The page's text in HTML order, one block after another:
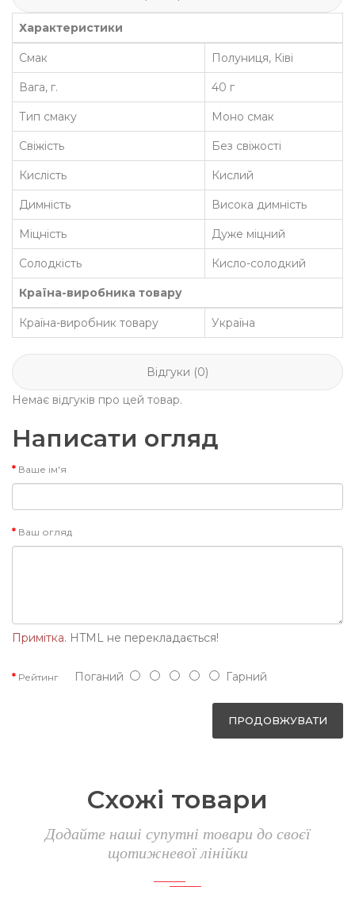
Характеристики
Смак Полуниця, Ківі
Вага, г. 40 г
Тип смаку Моно смак
Свіжість Без свіжості
Кислість Кислий
Димність Висока димність
Міцність Дуже міцний
Солодкість Кисло-солодкий
Країна-виробника товару
Країна-виробник товару Україна
Відгуки (0)
Немає відгуків про цей товар.
Написати огляд
Ваше ім'я
Ваш огляд
Примітка. HTML не перекладається!
Рейтинг Поганий Гарний
ПРОДОВЖУВАТИ
Схожі товари
Додайте наші супутні товари до своєї
щотижневої лінійки